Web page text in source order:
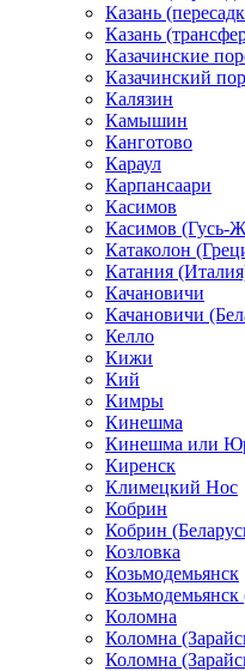
Казань
Казань
Казачинские
Казачинский
Калязин
Камышин
Канготово
Караул
Карпансаари
Касимов
Касимов (Гусь-
Катаколон
Катания
Качановичи
Качановичи
Келло
Кижи
Кий
Кимры
Кинешма
Кинешма или
Киренск
Климецкий Нос
Кобрин
Кобрин
Козловка
Козьмодемьянск
Козьмодемьянск
Коломна
Коломна
Коломна